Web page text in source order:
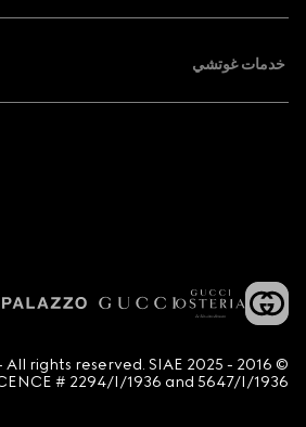
خدمات غوتشي
S.p.A. - All rights reserved. SIAE
# 2294/I/1936 and 5647/I/1936